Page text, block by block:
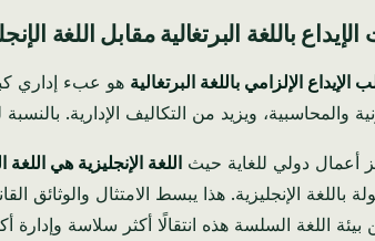
باللغة البرتغالية مقابل اللغة
الإيداع الإلزامي باللغة البرتغالية هو عبء إداري
والمحاسبية، ويزيد من التكاليف الإدارية.
أعمال دولي للغاية حيث اللغة الإنجليزية هي اللغة
باللغة الإنجليزية. هذا يبسط الامتثال
اللغة السلسة هذه انتقالًا أكثر سلاسة وإدارة